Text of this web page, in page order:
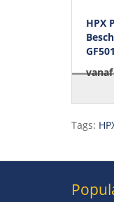
HPX
Tags: